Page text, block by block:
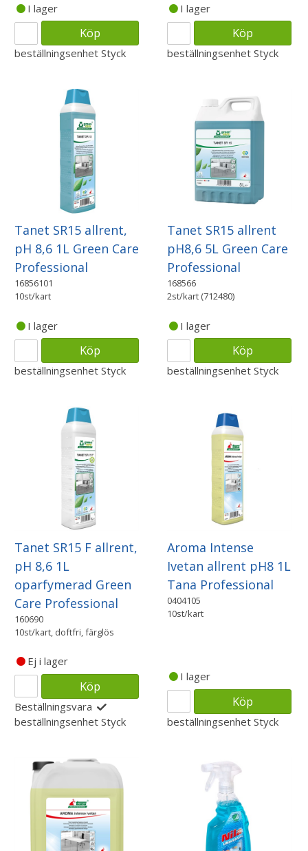
I lager
Köp
beställningsenhet Styck
I lager
Köp
beställningsenhet Styck
Tanet SR15 allrent,
pH 8,6 1L Green Care
Professional
16856101
10st/kart
I lager
Köp
beställningsenhet Styck
Tanet SR15 allrent
pH8,6 5L Green Care
Professional
168566
2st/kart (712480)
I lager
Köp
beställningsenhet Styck
Tanet SR15 F allrent,
pH 8,6 1L
oparfymerad Green
Care Professional
160690
10st/kart, doftfri, färglös
Ej i lager
Köp
Beställningsvara
beställningsenhet Styck
Aroma Intense
Ivetan allrent pH8 1L
Tana Professional
0404105
10st/kart
I lager
Köp
beställningsenhet Styck